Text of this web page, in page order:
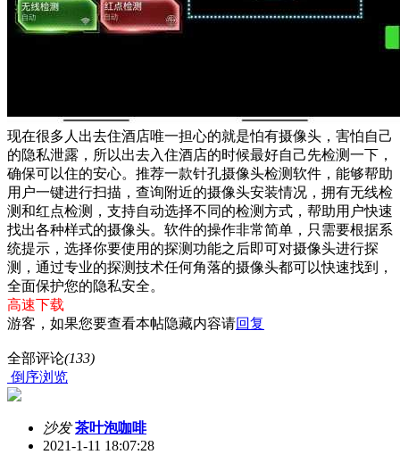
现在很多人出去住酒店唯一担心的就是怕有摄像头，害怕自己
的隐私泄露，所以出去入住酒店的时候最好自己先检测一下，
确保可以住的安心。推荐一款针孔摄像头检测软件，能够帮助
用户一键进行扫描，查询附近的摄像头安装情况，拥有无线检
测和红点检测，支持自动选择不同的检测方式，帮助用户快速
找出各种样式的摄像头。软件的操作非常简单，只需要根据系
统提示，选择你要使用的探测功能之后即可对摄像头进行探
测，通过专业的探测技术任何角落的摄像头都可以快速找到，
全面保护您的隐私安全。
高速下载
游客，如果您要查看本帖隐藏内容请回复
全部评论(133)
倒序浏览
沙发 茶叶泡咖啡
2021-1-11 18:07:28